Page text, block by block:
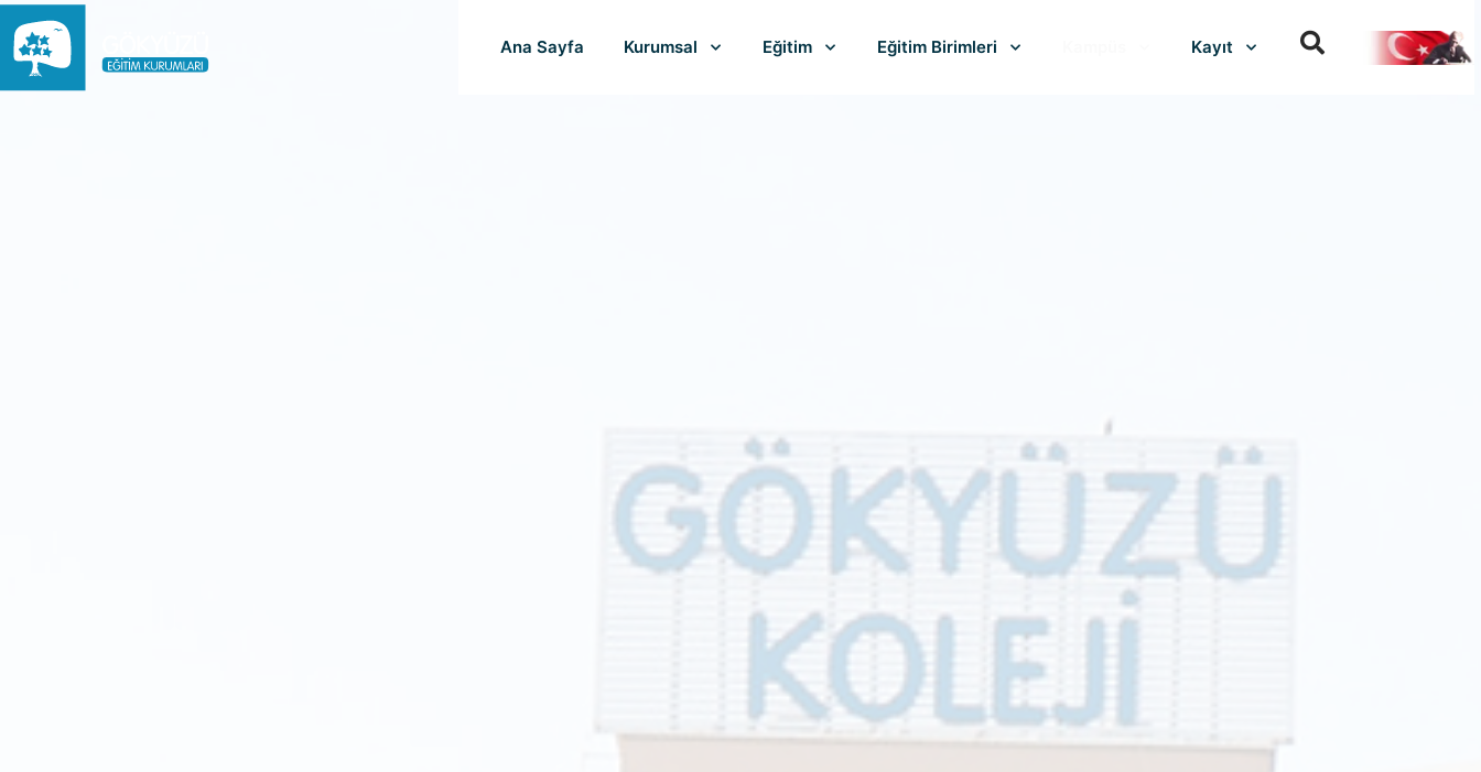
Ana Sayfa Kurumsal Eğitim Eğitim Birimleri Kayıt